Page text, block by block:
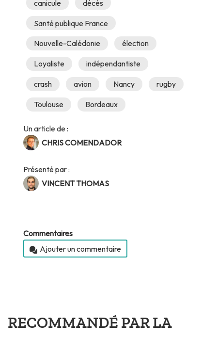
canicule décès
Santé publique France
Nouvelle-Calédonie élection
Loyaliste indépendantiste
crash avion Nancy rugby
Toulouse Bordeaux
Un article de :
CHRIS COMENDADOR
Présenté par :
VINCENT THOMAS
Commentaires
Ajouter un commentaire
RECOMMANDÉ PAR LA